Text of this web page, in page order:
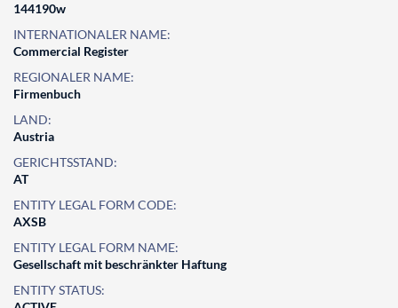
144190w
INTERNATIONALER NAME:
Commercial Register
REGIONALER NAME:
Firmenbuch
LAND:
Austria
GERICHTSSTAND:
AT
ENTITY LEGAL FORM CODE:
AXSB
ENTITY LEGAL FORM NAME:
Gesellschaft mit beschränkter Haftung
ENTITY STATUS: